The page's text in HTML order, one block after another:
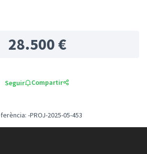
28.500 €
Seguir Compartir
-PROJ-2025-05-453